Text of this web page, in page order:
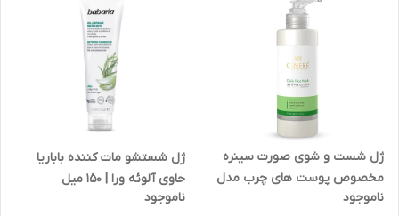
ژل شست و شوی صورت سینره
مخصوص پوست های چرب مدل
Oily Skin حجم 200 میلی لیتر
ناموجود
ژل شستشو مات کننده باباریا
حاوی آلوئه ورا | 150 میل
ناموجود